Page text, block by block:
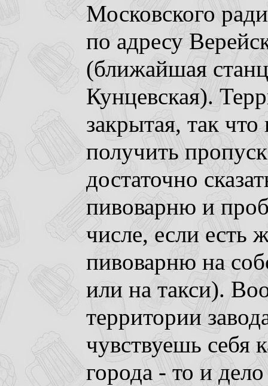
Московского
по адресу
(ближайшая
Кунцевская).
закрытая, так
получить
достаточно
пивоварню и
числе, если есть
пивоварню на
или на такси).
территории
чувствуешь себя
города - то и